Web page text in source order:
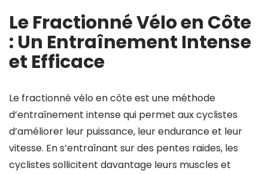
Fractionné Vélo en Côte
Le Fractionné Vélo en Côte
: Un Entraînement Intense
et Efficace
Le fractionné vélo en côte est une méthode
d’entraînement intense qui permet aux cyclistes
d’améliorer leur puissance, leur endurance et leur
vitesse. En s’entraînant sur des pentes raides, les
cyclistes sollicitent davantage leurs muscles et